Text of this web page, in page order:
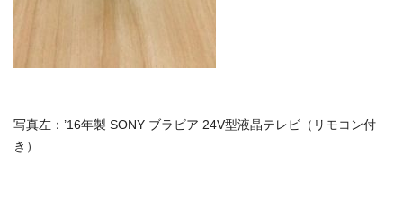
写真左：’16年製 SONY ブラビア 24V型液晶テレビ（リモコン付
き）